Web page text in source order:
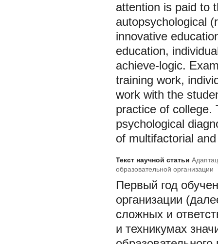
attention is paid to
autopsychological
innovative
education,
achieve-logic.
training work,
work with the
practice of college.
psychological
of multifactorial
Текст научной статьи
образовательной организации
Первый год
организации
сложных и
и техникумах